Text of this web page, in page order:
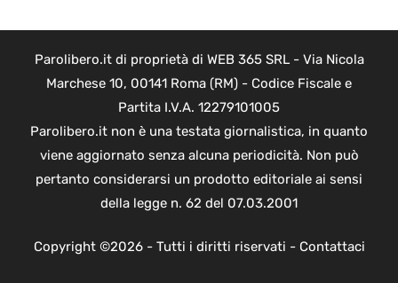
Parolibero.it di proprietà di WEB 365 SRL - Via Nicola
Marchese 10, 00141 Roma (RM) - Codice Fiscale e
Partita I.V.A. 12279101005
Parolibero.it non è una testata giornalistica, in quanto
viene aggiornato senza alcuna periodicità. Non può
pertanto considerarsi un prodotto editoriale ai sensi
della legge n. 62 del 07.03.2001
Copyright ©2026 - Tutti i diritti riservati - Contattaci